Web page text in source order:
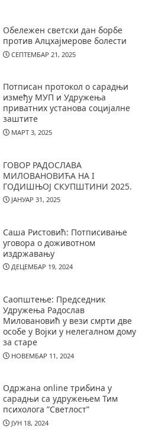
Обележен светски дан борбе
против Алцхајмерове болести
СЕПТЕМБАР 21, 2025
Потписан протокол о сарадњи
између МУП и Удружења
приватних установа социјалне
заштите
МАРТ 3, 2025
ГОВОР РАДОСЛАВА
МИЛОВАНОВИЋА НА I
ГОДИШЊОЈ СКУПШТИНИ 2025.
ЈАНУАР 31, 2025
Саша Ристовић: Потписивање
уговора о доживотном
издржавању
ДЕЦЕМБАР 19, 2024
Саопштење: Председник
Удружења Радослав
Миловановић у вези смрти две
особе у Војки у нелегалном дому
за старе
НОВЕМБАР 11, 2024
Одржана online трибина у
сарадњи са удружењем Тим
психолога ”Светлост”
ЈУН 18, 2024